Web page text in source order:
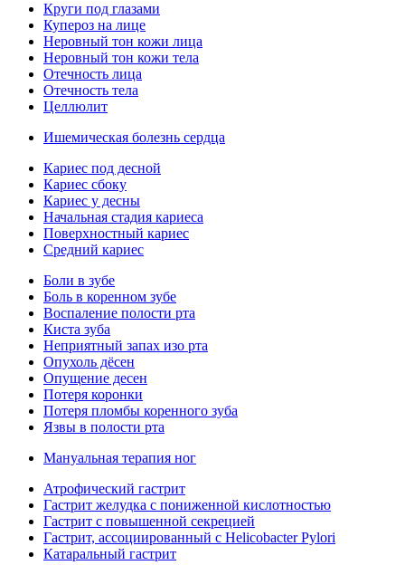
Круги под глазами
Купероз на лице
Неровный тон кожи лица
Неровный тон кожи тела
Отечность лица
Отечность тела
Целлюлит
Ишемическая болезнь сердца
Кариес под десной
Кариес сбоку
Кариес у десны
Начальная стадия кариеса
Поверхностный кариес
Средний кариес
Боли в зубе
Боль в коренном зубе
Воспаление полости рта
Киста зуба
Неприятный запах изо рта
Опухоль дёсен
Опущение десен
Потеря коронки
Потеря пломбы коренного зуба
Язвы в полости рта
Мануальная терапия ног
Атрофический гастрит
Гастрит желудка с пониженной кислотностью
Гастрит с повышенной секрецией
Гастрит, ассоциированный с Helicobacter Pylori
Катаральный гастрит